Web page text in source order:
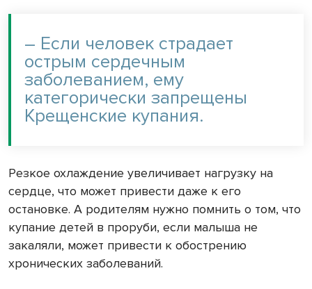
– Если человек страдает
острым сердечным
заболеванием, ему
категорически запрещены
Крещенские купания.
Резкое охлаждение увеличивает нагрузку на
сердце, что может привести даже к его
остановке. А родителям нужно помнить о том, что
купание детей в проруби, если малыша не
закаляли, может привести к обострению
хронических заболеваний.